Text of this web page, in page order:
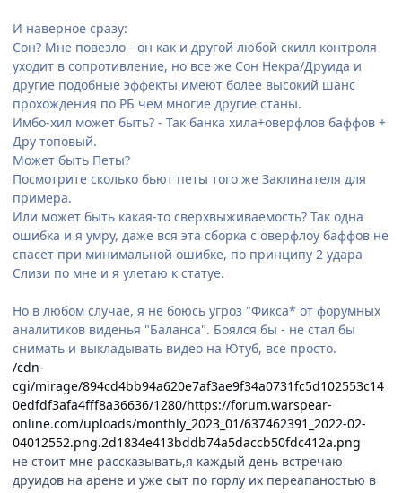
И наверное сразу:
Сон? Мне повезло - он как и другой любой скилл контроля
уходит в сопротивление, но все же Сон Некра/Друида и
другие подобные эффекты имеют более высокий шанс
прохождения по РБ чем многие другие станы.
Имбо-хил может быть? - Так банка хила+оверфлов баффов +
Дру топовый.
Может быть Петы?
Посмотрите сколько бьют петы того же Заклинателя для
примера.
Или может быть какая-то сверхвыживаемость? Так одна
ошибка и я умру, даже вся эта сборка с оверфлоу баффов не
спасет при минимальной ошибке, по принципу 2 удара
Слизи по мне и я улетаю к статуе.
Но в любом случае, я не боюсь угроз "Фикса* от форумных
аналитиков виденья "Баланса". Боялся бы - не стал бы
снимать и выкладывать видео на Ютуб, все просто.
/cdn-
cgi/mirage/894cd4bb94a620e7af3ae9f34a0731fc5d102553c14
0edfdf3afa4fff8a36636/1280/https://forum.warspear-
online.com/uploads/monthly_2023_01/637462391_2022-02-
04012552.png.2d1834e413bddb74a5daccb50fdc412a.png
не стоит мне рассказывать,я каждый день встречаю
друидов на арене и уже сыт по горлу их переапаностью в